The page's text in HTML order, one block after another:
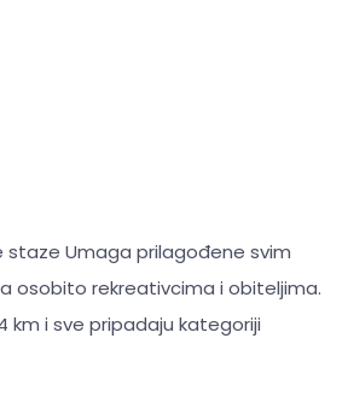
staze Umaga prilagođene svim
osobito rekreativcima i obiteljima.
km i sve pripadaju kategoriji